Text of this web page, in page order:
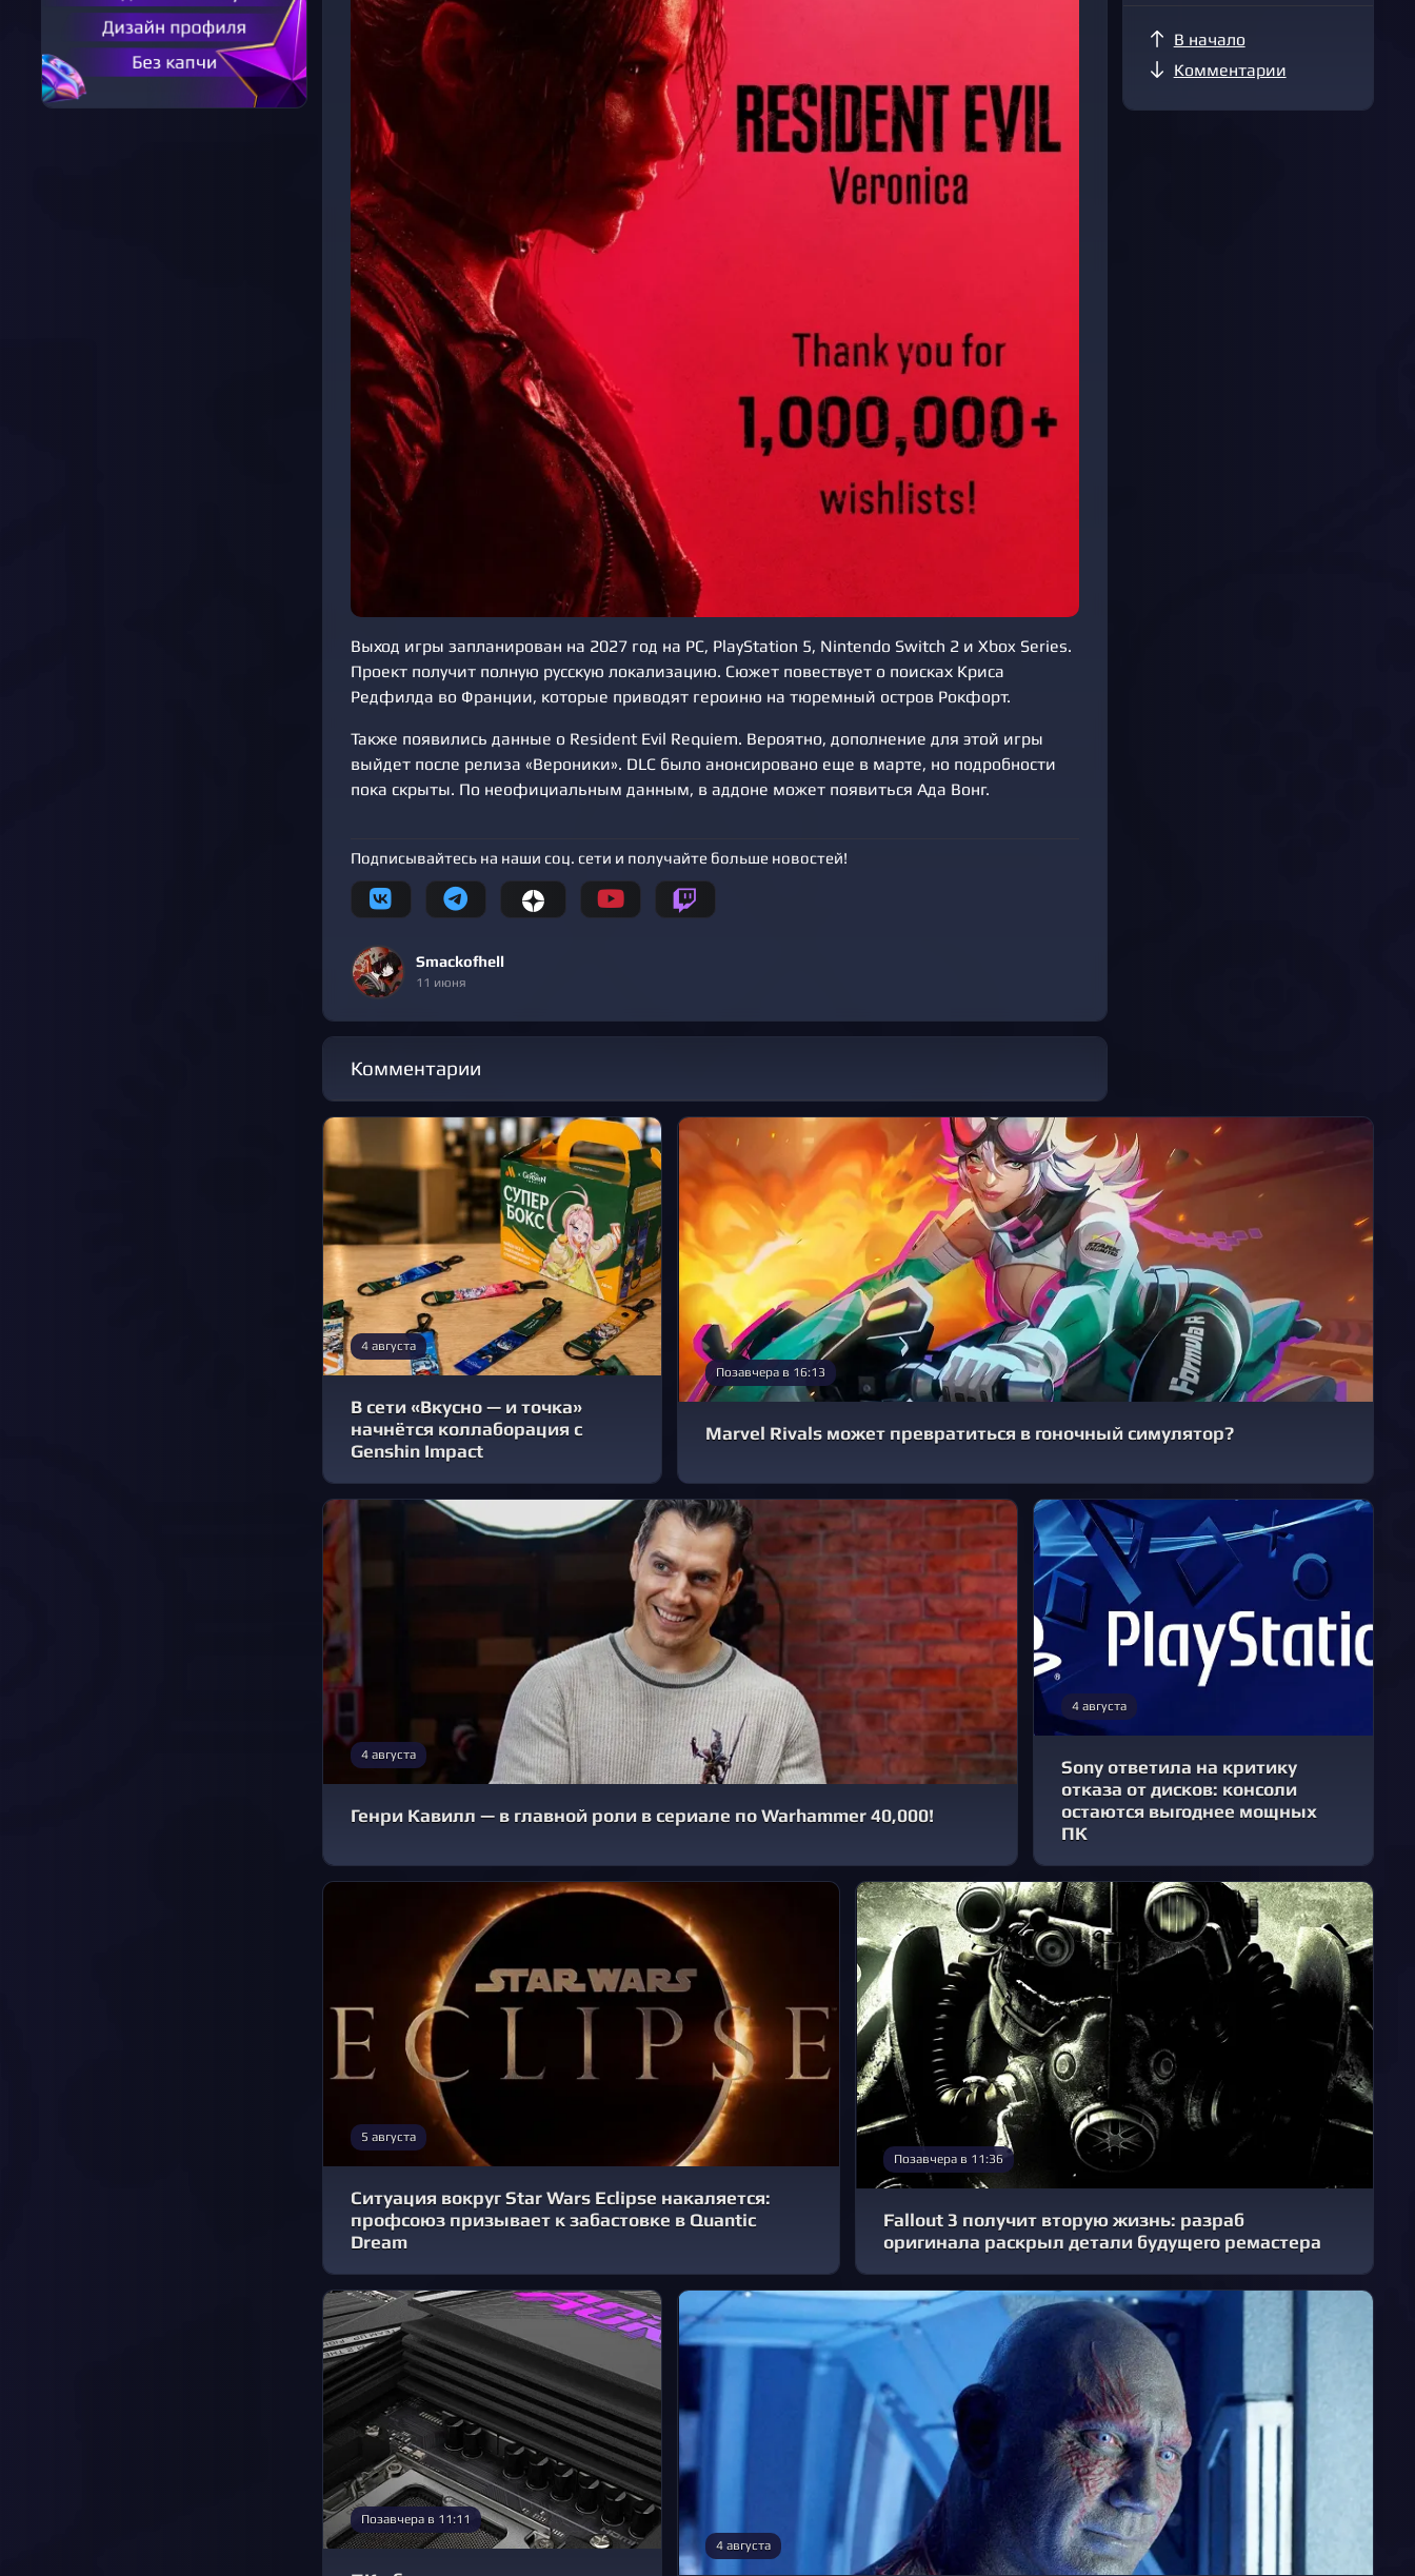
Выход игры запланирован на 2027 год на PC, PlayStation 5, Nintendo Switch 2 и Xbox Series.
Проект получит полную русскую локализацию. Сюжет повествует о поисках Криса
Редфилда во Франции, которые приводят героиню на тюремный остров Рокфорт.
Также появились данные о Resident Evil Requiem. Вероятно, дополнение для этой игры
выйдет после релиза «Вероники». DLC было анонсировано еще в марте, но подробности
пока скрыты. По неофициальным данным, в аддоне может появиться Ада Вонг.
Подписывайтесь на наши соц. сети и получайте больше новостей!
Smackofhell
11 июня
Комментарии
В начало
Комментарии
4 августа
В сети «Вкусно — и точка»
начнётся коллаборация с
Genshin Impact
Позавчера в 16:13
Marvel Rivals может превратиться в гоночный симулятор?
4 августа
Генри Кавилл — в главной роли в сериале по Warhammer 40,000!
4 августа
Sony ответила на критику
отказа от дисков: консоли
остаются выгоднее мощных
ПК
5 августа
Ситуация вокруг Star Wars Eclipse накаляется:
профсоюз призывает к забастовке в Quantic
Dream
Позавчера в 11:36
Fallout 3 получит вторую жизнь: разраб
оригинала раскрыл детали будущего ремастера
Позавчера в 11:11
4 августа